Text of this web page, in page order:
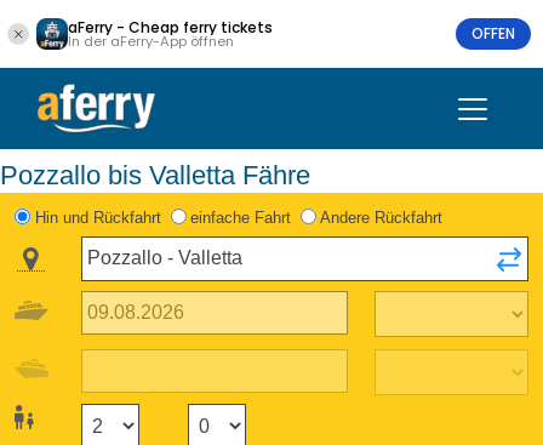
aFerry - Cheap ferry tickets
In der aFerry-App öffnen OFFEN
Pozzallo bis Valletta Fähre
Hin und Rückfahrt einfache Fahrt Andere Rückfahrt